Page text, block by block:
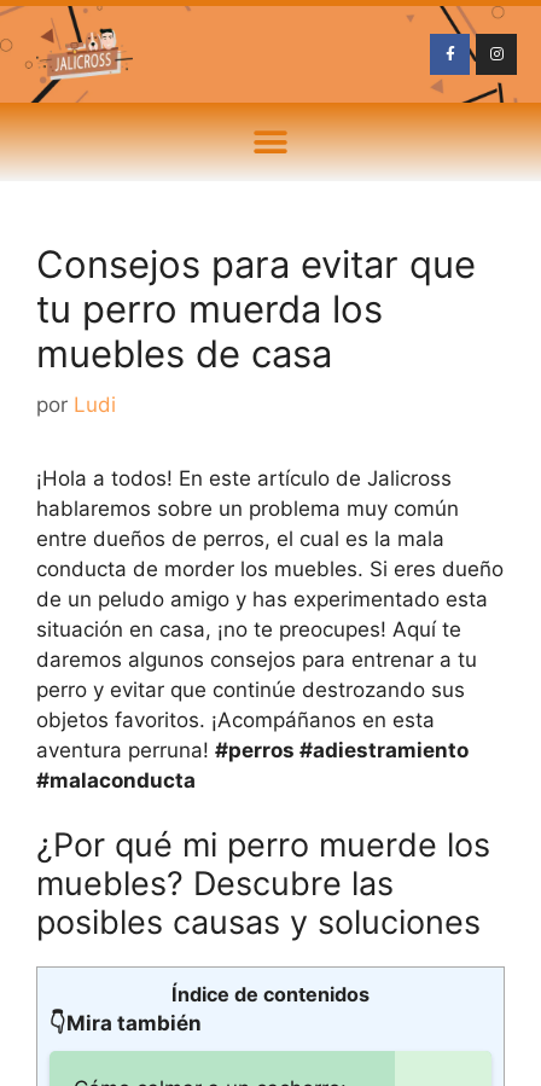
Consejos para evitar que
tu perro muerda los
muebles de casa
por Ludi
¡Hola a todos! En este artículo de Jalicross
hablaremos sobre un problema muy común
entre dueños de perros, el cual es la mala
conducta de morder los muebles. Si eres dueño
de un peludo amigo y has experimentado esta
situación en casa, ¡no te preocupes! Aquí te
daremos algunos consejos para entrenar a tu
perro y evitar que continúe destrozando sus
objetos favoritos. ¡Acompáñanos en esta
aventura perruna! #perros #adiestramiento
#malaconducta
¿Por qué mi perro muerde los
muebles? Descubre las
posibles causas y soluciones
Índice de contenidos
👇Mira también